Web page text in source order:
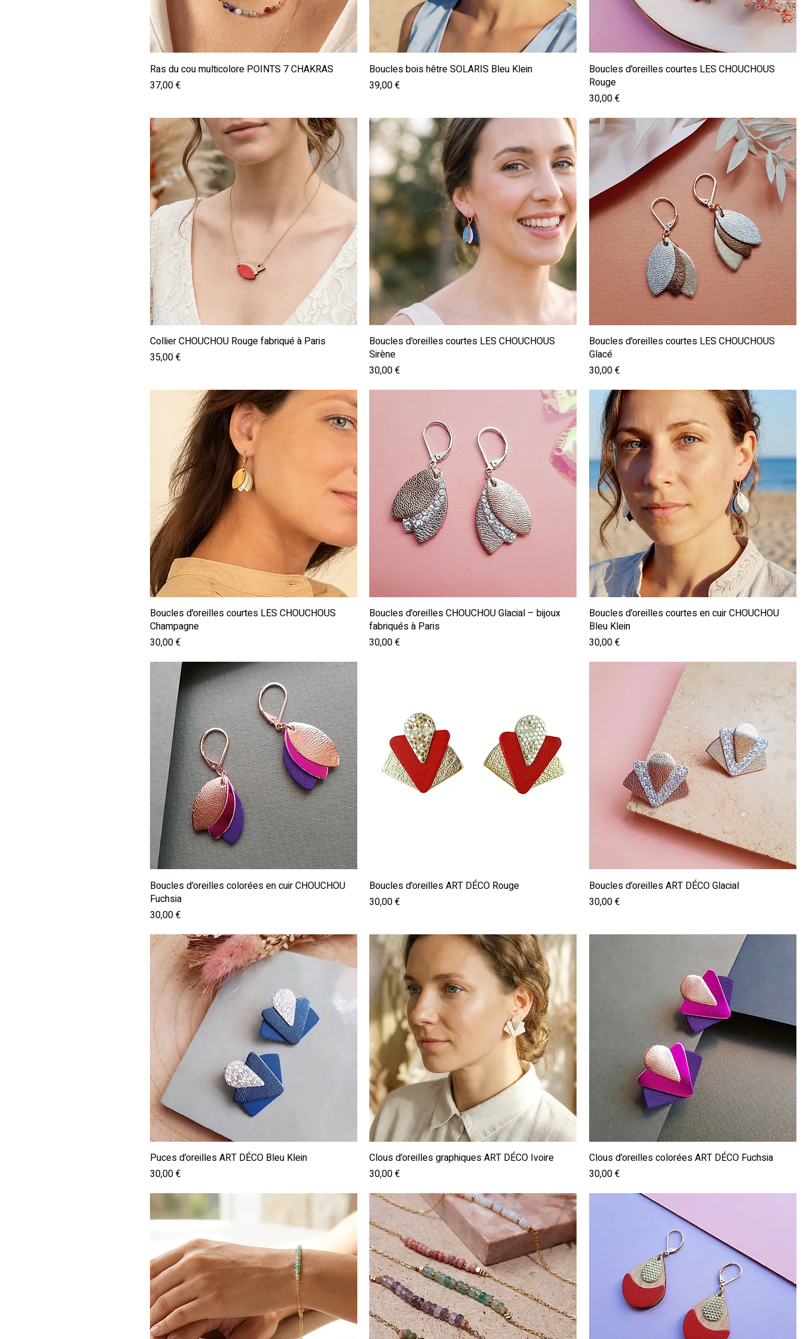
Aperçu rapide
Ras du cou multicolore POINTS 7 CHAKRAS
Prix
37,00 €
Aperçu rapide
Boucles bois hêtre SOLARIS Bleu Klein
Prix
39,00 €
Aperçu rapide
Boucles d'oreilles courtes LES CHOUCHOUS
Rouge
Prix
30,00 €
Aperçu rapide
Collier CHOUCHOU Rouge fabriqué à Paris
Prix
35,00 €
Aperçu rapide
Boucles d'oreilles courtes LES CHOUCHOUS
Sirène
Prix
30,00 €
Aperçu rapide
Boucles d'oreilles courtes LES CHOUCHOUS
Glacé
Prix
30,00 €
Aperçu rapide
Boucles d'oreilles courtes LES CHOUCHOUS
Champagne
Prix
30,00 €
Aperçu rapide
Boucles d’oreilles CHOUCHOU Glacial – bijoux
fabriqués à Paris
Prix
30,00 €
Aperçu rapide
Boucles d’oreilles courtes en cuir CHOUCHOU
Bleu Klein
Prix
30,00 €
Aperçu rapide
Boucles d’oreilles colorées en cuir CHOUCHOU
Fuchsia
Prix
30,00 €
Aperçu rapide
Boucles d’oreilles ART DÉCO Rouge
Prix
30,00 €
Aperçu rapide
Boucles d’oreilles ART DÉCO Glacial
Prix
30,00 €
Aperçu rapide
Puces d’oreilles ART DÉCO Bleu Klein
Prix
30,00 €
Aperçu rapide
Clous d’oreilles graphiques ART DÉCO Ivoire
Prix
30,00 €
Aperçu rapide
Clous d’oreilles colorées ART DÉCO Fuchsia
Prix
30,00 €